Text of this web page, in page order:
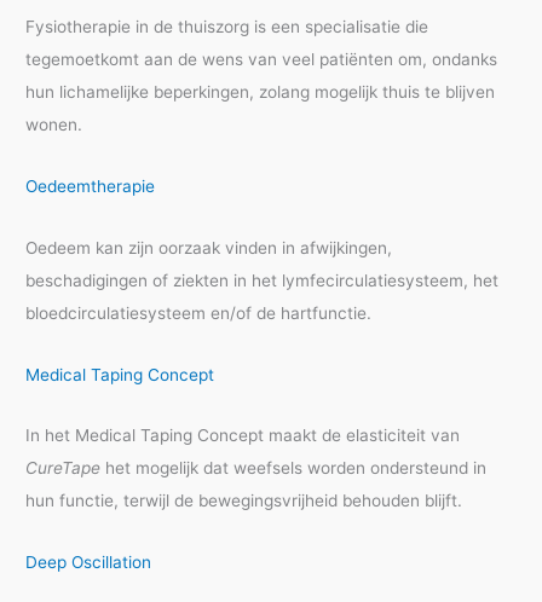
Fysiotherapie in de thuiszorg is een specialisatie die
tegemoetkomt aan de wens van veel patiënten om, ondanks
hun lichamelijke beperkingen, zolang mogelijk thuis te blijven
wonen.
Oedeemtherapie
Oedeem kan zijn oorzaak vinden in afwijkingen,
beschadigingen of ziekten in het lymfecirculatiesysteem, het
bloedcirculatiesysteem en/of de hartfunctie.
Medical Taping Concept
In het Medical Taping Concept maakt de elasticiteit van
CureTape het mogelijk dat weefsels worden ondersteund in
hun functie, terwijl de bewegingsvrijheid behouden blijft.
Deep Oscillation